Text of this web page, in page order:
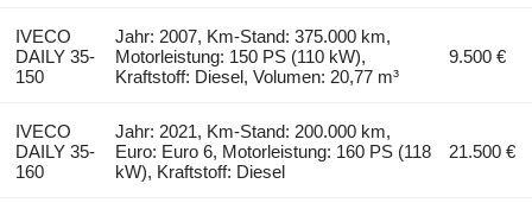
IVECO
DAILY 35-
150
Jahr: 2007, Km-Stand: 375.000 km,
Motorleistung: 150 PS (110 kW),
Kraftstoff: Diesel, Volumen: 20,77 m³
9.500 €
IVECO
DAILY 35-
160
Jahr: 2021, Km-Stand: 200.000 km,
Euro: Euro 6, Motorleistung: 160 PS (118
kW), Kraftstoff: Diesel
21.500 €